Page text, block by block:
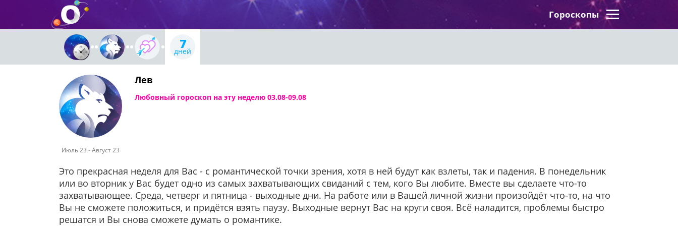
Гороскопы
7
дней
Июль 23 - Август 23
Лев
Любовный гороскоп на эту неделю 03.08-09.08
Это прекрасная неделя для Вас - с романтической точки зрения, хотя в ней будут как взлеты, так и падения. В понедельник
или во вторник у Вас будет одно из самых захватывающих свиданий с тем, кого Вы любите. Вместе вы сделаете что-то
захватывающее. Среда, четверг и пятница - выходные дни. На работе или в Вашей личной жизни произойдёт что-то, на что
Вы не сможете положиться, и придётся взять паузу. Выходные вернут Вас на круги своя. Всё наладится, проблемы быстро
решатся и Вы снова сможете думать о романтике.